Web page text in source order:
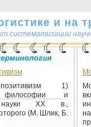
и на
систематизации
1)
философии и
науки XX в.,
(М. Шлик, Б.